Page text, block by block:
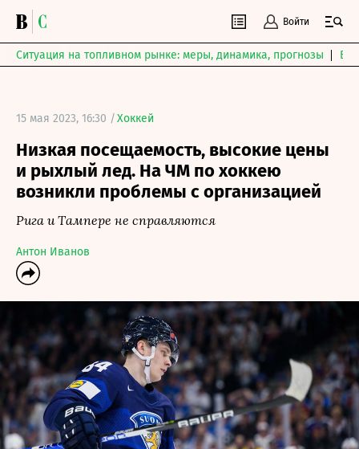
Войти
Ситуация на топливном рынке: меры, динамика, прогнозы
15 мая 2023, 16:30 /Хоккей
Низкая посещаемость, высокие цены
и рыхлый лед. На ЧМ по хоккею
возникли проблемы с организацией
Рига и Тампере не справляются
Антон Иванов